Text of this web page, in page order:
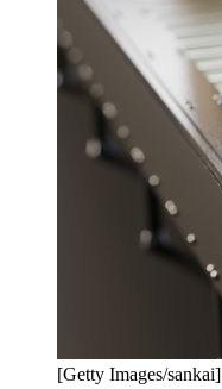
[Getty Images/sankai]